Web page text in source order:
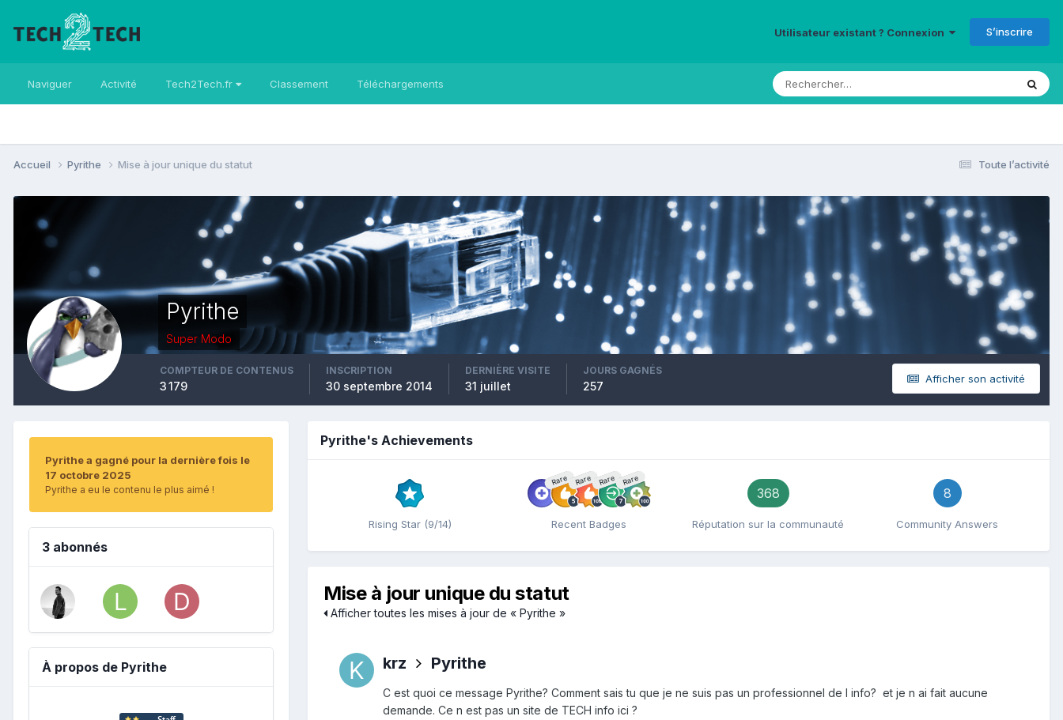
Utilisateur existant ? Connexion S’inscrire
Naviguer Activité Tech2Tech.fr Classement Téléchargements
Toute l’activité
Accueil Pyrithe Mise à jour unique du statut
Pyrithe
Super Modo
Afficher son activité
COMPTEUR DE CONTENUS
3 179
INSCRIPTION
30 septembre 2014
DERNIÈRE VISITE
31 juillet
JOURS GAGNÉS
257
Pyrithe a gagné pour la dernière fois le
17 octobre 2025
Pyrithe a eu le contenu le plus aimé !
3 abonnés
À propos de Pyrithe
Pyrithe's Achievements
Rising Star (9/14)
Rare Rare Rare Rare
Recent Badges
368
Réputation sur la communauté
8
Community Answers
Mise à jour unique du statut
Afficher toutes les mises à jour de « Pyrithe »
krz Pyrithe
C est quoi ce message Pyrithe? Comment sais tu que je ne suis pas un professionnel de l info? et je n ai fait aucune
demande. Ce n est pas un site de TECH info ici ?